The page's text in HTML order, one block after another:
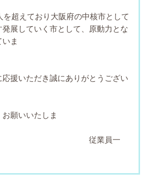
を超えており大阪府の中核市として
展していく市として、原動力とな
ま
援いただき誠にありがとうござい
願いいたしま
員一